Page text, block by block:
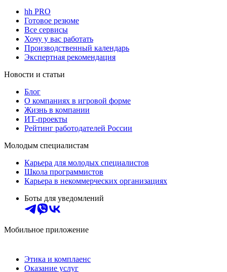
hh PRO
Готовое резюме
Все сервисы
Хочу у вас работать
Производственный календарь
Экспертная рекомендация
Новости и статьи
Блог
О компаниях в игровой форме
Жизнь в компании
ИТ-проекты
Рейтинг работодателей России
Молодым специалистам
Карьера для молодых специалистов
Школа программистов
Карьера в некоммерческих организациях
Боты для уведомлений
Мобильное приложение
Этика и комплаенс
Оказание услуг